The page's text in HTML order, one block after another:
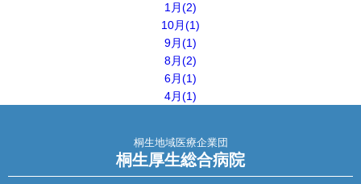
1月(2)
10月(1)
9月(1)
8月(2)
6月(1)
4月(1)
桐生地域医療企業団
桐生厚生総合病院